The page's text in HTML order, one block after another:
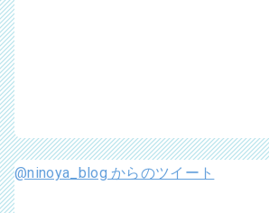
@ninoya_blog からのツイート